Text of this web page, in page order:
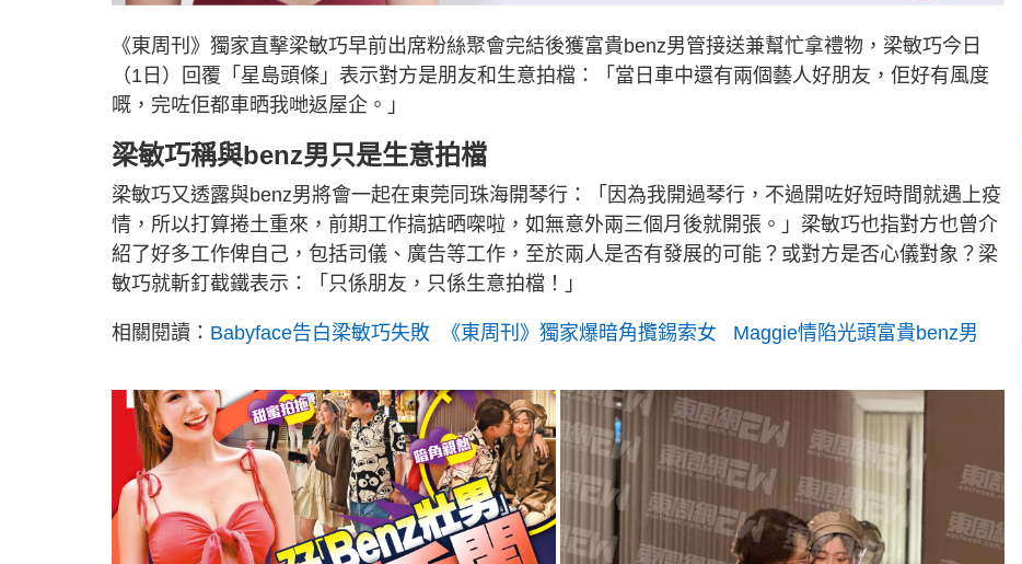
《東周刊》獨家直擊梁敏巧早前出席粉絲聚會完結後獲富貴benz男管接送兼幫忙拿禮物，梁敏巧今日
（1日）回覆「星島頭條」表示對方是朋友和生意拍檔：「當日車中還有兩個藝人好朋友，佢好有風度
嘅，完咗佢都車晒我哋返屋企。」
梁敏巧稱與benz男只是生意拍檔
梁敏巧又透露與benz男將會一起在東莞同珠海開琴行：「因為我開過琴行，不過開咗好短時間就遇上疫
情，所以打算捲土重來，前期工作搞掂晒㗎啦，如無意外兩三個月後就開張。」梁敏巧也指對方也曾介
紹了好多工作俾自己，包括司儀、廣告等工作，至於兩人是否有發展的可能？或對方是否心儀對象？梁
敏巧就斬釘截鐵表示：「只係朋友，只係生意拍檔！」
相關閱讀： Babyface告白梁敏巧失敗 《東周刊》獨家爆暗角攬錫索女 Maggie情陷光頭富貴benz男